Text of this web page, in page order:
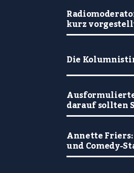
kurz
Die
darauf sollten
Annette
und Comedy-